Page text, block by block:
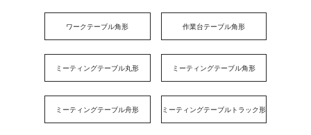
ワークテーブル角形 作業台テーブル角形
ミーティングテーブル丸形 ミーティングテーブル角形
ミーティングテーブル舟形 ミーティングテーブルトラック形